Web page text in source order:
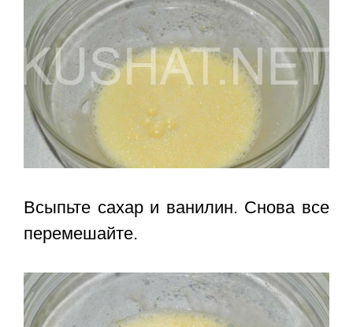
Всыпьте сахар и ванилин. Снова все
перемешайте.